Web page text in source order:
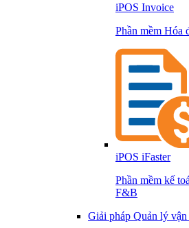
iPOS Invoice
Phần mềm Hóa
iPOS iFaster
Phần mềm kế
F&B
Giải pháp Quản lý vận